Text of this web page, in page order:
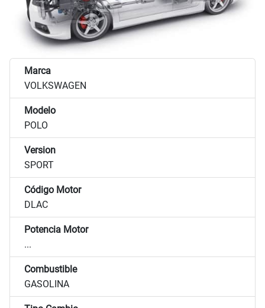
Marca
VOLKSWAGEN
Modelo
POLO
Version
SPORT
Código Motor
DLAC
Potencia Motor
...
Combustible
GASOLINA